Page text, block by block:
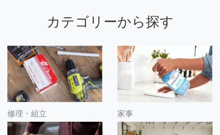
カテゴリーから探す
修理・組立 家事